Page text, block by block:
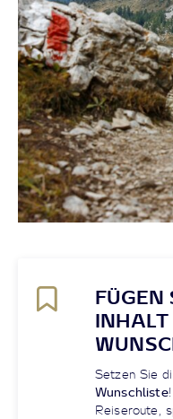
FÜGEN
INHALT
Setzen Sie
Wunschliste
Reiseroute,